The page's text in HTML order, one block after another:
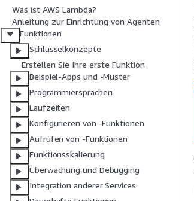
Was ist AWS Lambda?
Anleitung zur Einrichtung von Agenten
Funktionen
Schlüsselkonzepte
Erstellen Sie Ihre erste Funktion
Beispiel-Apps und -Muster
Programmiersprachen
Laufzeiten
Konfigurieren von -Funktionen
Aufrufen von -Funktionen
Funktionsskalierung
Überwachung und Debugging
Integration anderer Services